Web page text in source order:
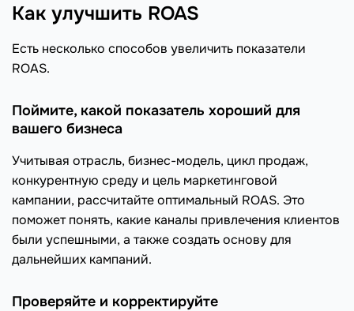
Как улучшить ROAS
Есть несколько способов увеличить показатели
ROAS.
Поймите, какой показатель хороший для
вашего бизнеса
Учитывая отрасль, бизнес-модель, цикл продаж,
конкурентную среду и цель маркетинговой
кампании, рассчитайте оптимальный ROAS. Это
поможет понять, какие каналы привлечения клиентов
были успешными, а также создать основу для
дальнейших кампаний.
Проверяйте и корректируйте